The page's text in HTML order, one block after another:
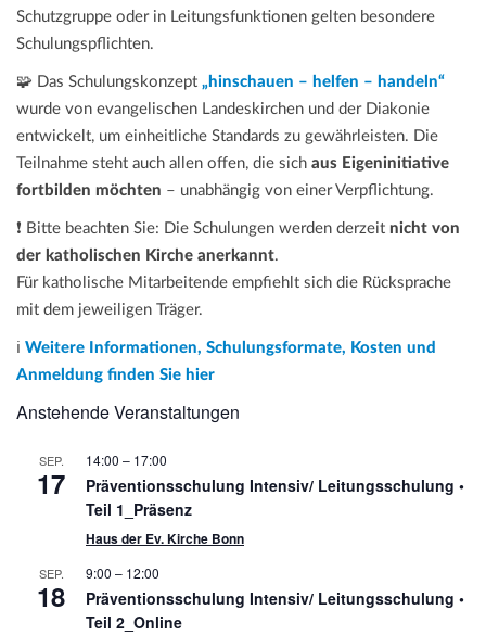
Schutzgruppe oder in Leitungsfunktionen gelten besondere
Schulungspflichten.
🧩 Das Schulungskonzept „hinschauen – helfen – handeln“
wurde von evangelischen Landeskirchen und der Diakonie
entwickelt, um einheitliche Standards zu gewährleisten. Die
Teilnahme steht auch allen offen, die sich aus Eigeninitiative
fortbilden möchten – unabhängig von einer Verpflichtung.
❗ Bitte beachten Sie: Die Schulungen werden derzeit nicht von
der katholischen Kirche anerkannt.
Für katholische Mitarbeitende empfiehlt sich die Rücksprache
mit dem jeweiligen Träger.
ℹ️ Weitere Informationen, Schulungsformate, Kosten und
Anmeldung finden Sie hier
Anstehende Veranstaltungen
SEP.
17
14:00 – 17:00
Präventionsschulung Intensiv/ Leitungsschulung •
Teil 1_Präsenz
Haus der Ev. Kirche Bonn
SEP.
18
9:00 – 12:00
Präventionsschulung Intensiv/ Leitungsschulung •
Teil 2_Online